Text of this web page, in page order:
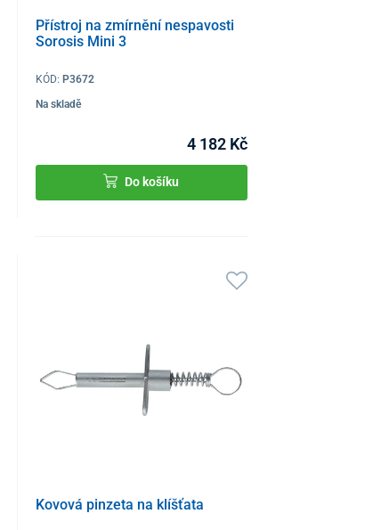
Přístroj na zmírnění nespavosti
Sorosis Mini 3
KÓD:P3672
Na skladě
4 182 Kč
Do košíku
Kovová pinzeta na klíšťata